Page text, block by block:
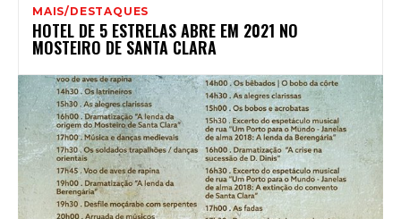
MAIS/DESTAQUES
HOTEL DE 5 ESTRELAS ABRE EM 2021 NO
MOSTEIRO DE SANTA CLARA